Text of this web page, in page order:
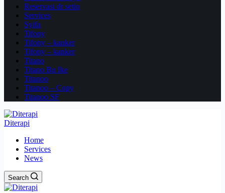
Reservasi dr setio
Services
Syifa
Tifony
Tifony – kanker
Tifony – kanker
Titano
Titano Bu Ike
Titanoo
Titanoo – Copy
Titanoo SF
Diterapi
Home
Services
News
Search